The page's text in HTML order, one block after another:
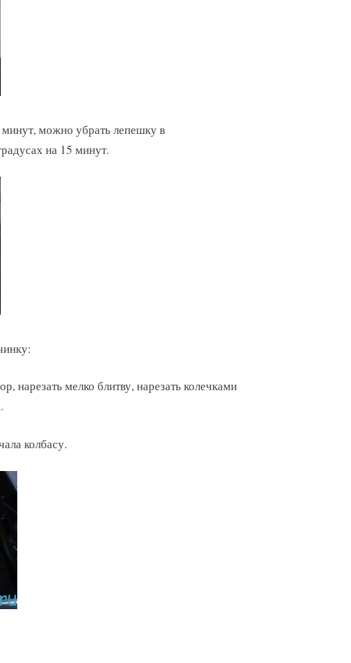
можно убрать лепешку в
на 15 минут.
нарезать мелко блитву, нарезать колечками
колбасу.